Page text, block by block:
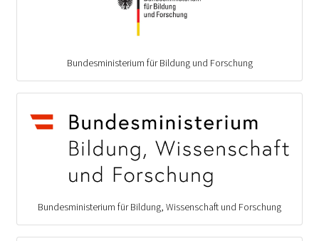
Bundesministerium für Bildung und Forschung
Bundesministerium für Bildung, Wissenschaft und Forschung